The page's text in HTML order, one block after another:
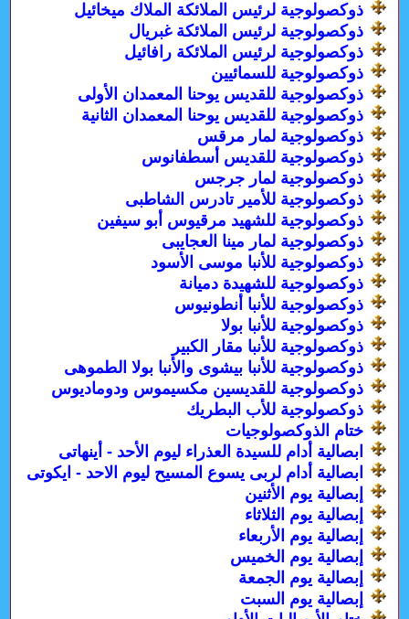
ذوكصولوجية لرئيس الملائكة الملاك ميخائيل
ذوكصولوجية لرئيس الملائكة غبريال
ذوكصولوجية لرئيس الملائكة رافائيل
ذوكصولوجية للسمائيين
ذوكصولوجية للقديس يوحنا المعمدان الأولى
ذوكصولوجية للقديس يوحنا المعمدان الثانية
ذوكصولوجية لمار مرقس
ذوكصولوجية للقديس أسطفانوس
ذوكصولوجية لمار جرجس
ذوكصولوجية للأمير تادرس الشاطبى
ذوكصولوجية للشهيد مرقيوس أبو سيفين
ذوكصولوجية لمار مينا العجايبى
ذوكصولوجية للأنبا موسى الأسود
ذوكصولوجية للشهيدة دميانة
ذوكصولوجية للأنبا أنطونيوس
ذوكصولوجية للأنبا بولا
ذوكصولوجية للأنبا مقار الكبير
ذوكصولوجية للأنبا بيشوى والأنبا بولا الطموهى
ذوكصولوجية للقديسين مكسيموس ودوماديوس
ذوكصولوجية للأب البطريك
ختام الذوكصولوجيات
ابصالية أدام للسيدة العذراء ليوم الأحد - أينهاتى
ابصالية أدام لربى يسوع المسيح ليوم الاحد - ايكوتى
إبصالية يوم الأثنين
إبصالية يوم الثلاثاء
إبصالية يوم الأربعاء
إبصالية يوم الخميس
إبصالية يوم الجمعة
إبصالية يوم السبت